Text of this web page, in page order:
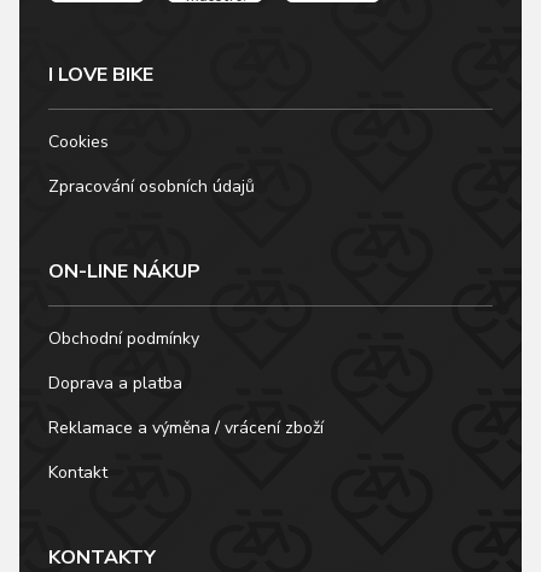
I LOVE BIKE
Cookies
Zpracování osobních údajů
ON-LINE NÁKUP
Obchodní podmínky
Doprava a platba
Reklamace a výměna / vrácení zboží
Kontakt
KONTAKTY